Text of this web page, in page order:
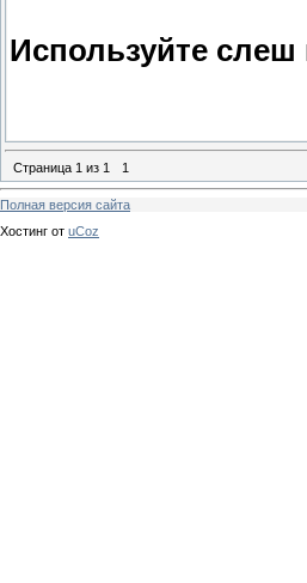
Используйте
Страница 1 из 1 1
Полная версия сайта
Хостинг от uCoz